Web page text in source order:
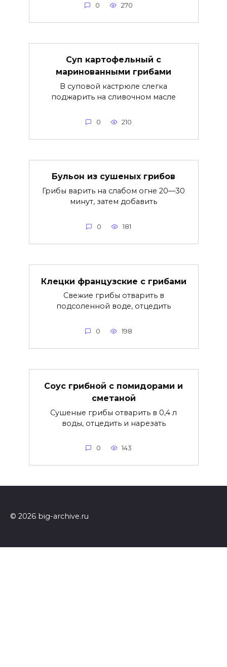
0 270
Суп картофельный с
маринованными грибами
В суповой кастрюле слегка
поджарить на сливочном масле
0 210
Бульон из сушеных грибов
Грибы варить на слабом огне 20—30
минут, затем добавить
0 181
Клецки французские с грибами
Свежие грибы отварить в
подсоленной воде, отцедить
0 198
Соус грибной с помидорами и
сметаной
Сушеные грибы отварить в 0,4 л
воды, отцедить и нарезать
0 143
© 2026 big-archive.ru